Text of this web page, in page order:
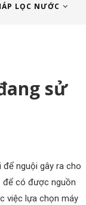
LỌC NƯỚC
sử
nguội gây ra cho
để có được nguồn
việc lựa chọn máy